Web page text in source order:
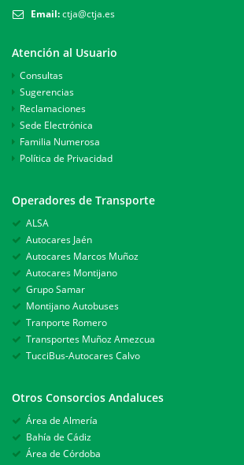
Email:ctja@ctja.es
Atención al Usuario
Consultas
Sugerencias
Reclamaciones
Sede Electrónica
Familia Numerosa
Política de Privacidad
Operadores de Transporte
ALSA
Autocares Jaén
Autocares Marcos Muñoz
Autocares Montijano
Grupo Samar
Montijano Autobuses
Tranporte Romero
Transportes Muñoz Amezcua
TucciBus-Autocares Calvo
Otros Consorcios Andaluces
Área de Almería
Bahía de Cádiz
Área de Córdoba